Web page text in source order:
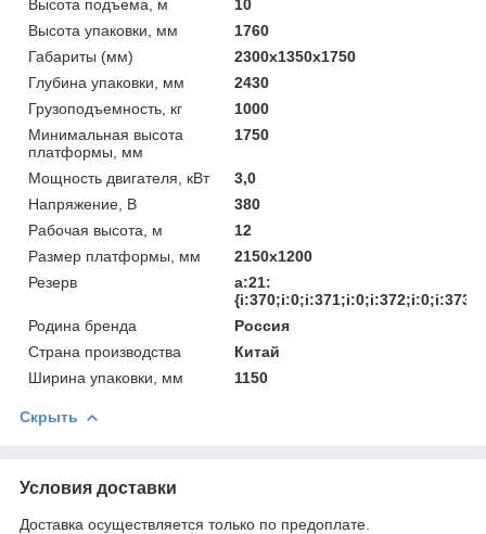
Высота подъема, м
10
Высота упаковки, мм
1760
Габариты (мм)
2300х1350х1750
Глубина упаковки, мм
2430
Грузоподъемность, кг
1000
Минимальная высота
платформы, мм
1750
Мощность двигателя, кВт
3,0
Напряжение, В
380
Рабочая высота, м
12
Размер платформы, мм
2150х1200
Резерв
a:21:
Родина бренда
Россия
Страна производства
Китай
Ширина упаковки, мм
1150
Скрыть
Условия доставки
Доставка осуществляется только по предоплате.